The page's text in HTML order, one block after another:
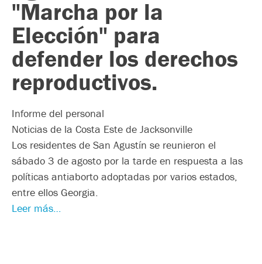
"Marcha por la
Elección" para
defender los derechos
reproductivos.
Informe del personal
Noticias de la Costa Este de Jacksonville
Los residentes de San Agustín se reunieron el
sábado 3 de agosto por la tarde en respuesta a las
políticas antiaborto adoptadas por varios estados,
entre ellos Georgia.
Leer más…